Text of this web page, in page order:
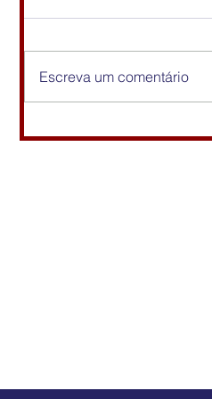
Escreva um comentário